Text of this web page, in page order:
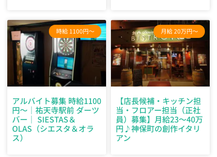
時給 1100円～
アルバイト募集 時給1100
円～｜祐天寺駅前 ダーツ
バー｜ SIESTAS＆
OLAS（シエスタ＆オラ
ス）
月給 20万円～
【店長候補・キッチン担
当・フロアー担当（正社
員）募集】月給23〜40万
円♪神保町の創作イタリ
アン